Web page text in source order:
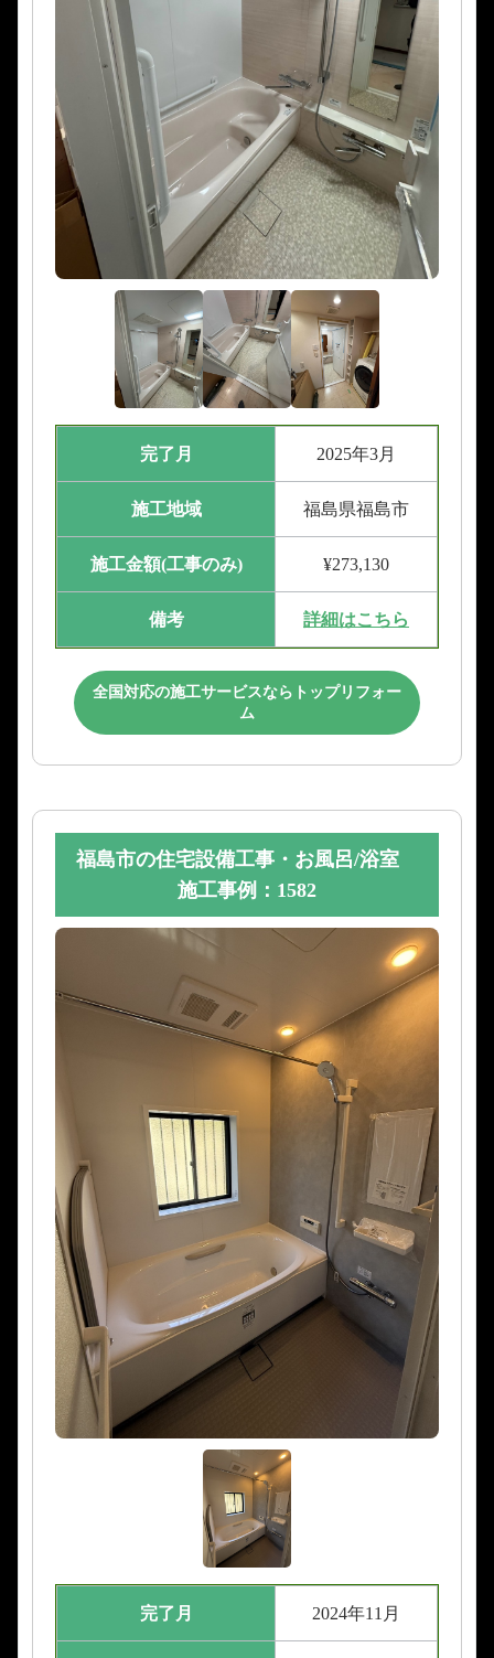
完了月 2025年3月
施工地域 福島県福島市
施工金額(工事のみ) ¥273,130
備考 詳細はこちら
全国対応の施工サービスならトップリフォー
ム
福島市の住宅設備工事・お風呂/浴室
施工事例：1582
完了月 2024年11月